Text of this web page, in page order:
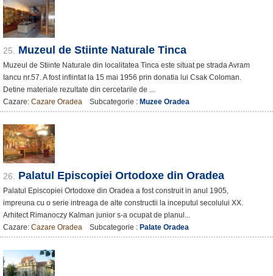
25. Muzeul de Stiinte Naturale Tinca
Muzeul de Stiinte Naturale din localitatea Tinca este situat pe strada Avram
Iancu nr.57. A fost infiintat la 15 mai 1956 prin donatia lui Csak Coloman.
Detine materiale rezultate din cercetarile de ...
Cazare: Cazare Oradea Subcategorie : Muzee Oradea
26. Palatul Episcopiei Ortodoxe din Oradea
Palatul Episcopiei Ortodoxe din Oradea a fost construit in anul 1905,
impreuna cu o serie intreaga de alte constructii la inceputul secolului XX.
Arhitect Rimanoczy Kalman junior s-a ocupat de planul...
Cazare: Cazare Oradea Subcategorie : Palate Oradea